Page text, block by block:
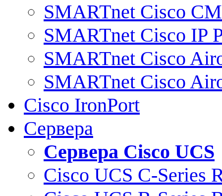
SMARTnet Cisco
SMARTnet Cisco IP
SMARTnet Cisco
SMARTnet Cisco
Cisco IronPort
Сервера
Сервера Cisco UCS
Cisco UCS C-Series